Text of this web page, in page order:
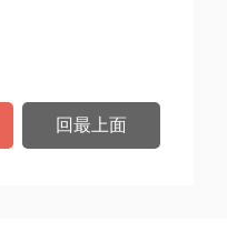
回最上面